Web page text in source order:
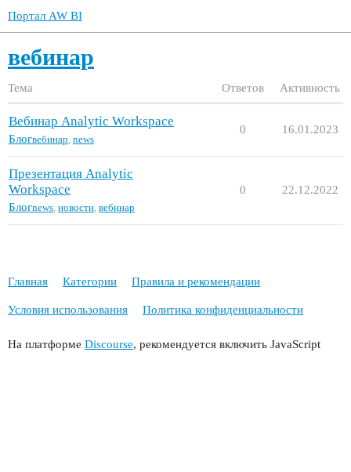
Портал AW BI
вебинар
Тема Ответов Активность
Вебинар Analytic Workspace
Блогвебинар news
0 16.01.2023
Презентация Analytic
Workspace
Блогnews новости вебинар
0 22.12.2022
Главная Категории Правила и рекомендации
Условия использования Политика конфиденциальности
На платформе Discourse, рекомендуется включить JavaScript